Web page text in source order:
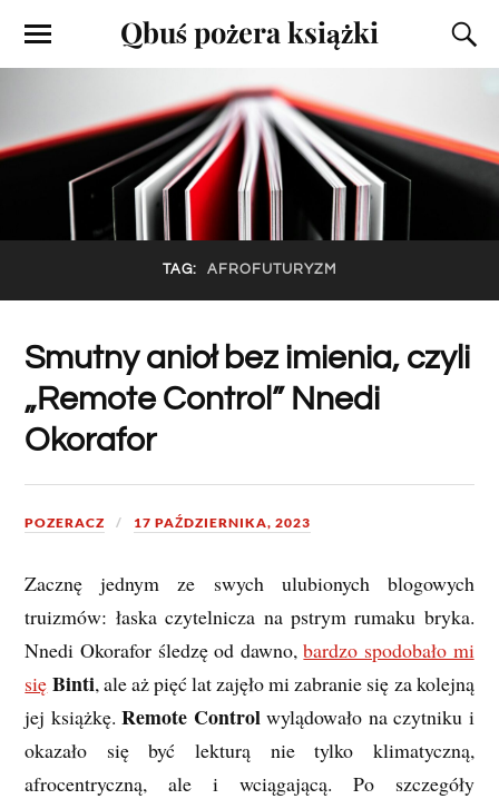
Qbuś pożera książki
TAG: AFROFUTURYZM
Smutny anioł bez imienia, czyli
„Remote Control” Nnedi
Okorafor
POZERACZ 17 PAŹDZIERNIKA, 2023
Zacznę jednym ze swych ulubionych blogowych
truizmów: łaska czytelnicza na pstrym rumaku bryka.
Nnedi Okorafor śledzę od dawno,bardzo spodobało mi
się Binti, ale aż pięć lat zajęło mi zabranie się za kolejną
jej książkę.Remote Controlwylądowało na czytniku i
okazało się być lekturą nie tylko klimatyczną,
afrocentryczną, ale i wciągającą. Po szczegóły